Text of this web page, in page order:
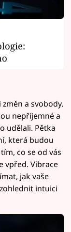
a svobody.
nepříjemné a
udělali. Pětka
která budou
co se od vás
vpřed. Vibrace
jak vaše
intuici